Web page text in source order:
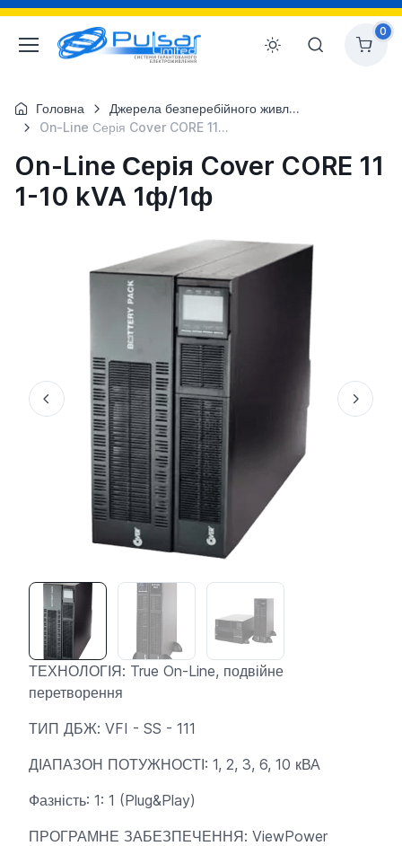
0
Головна
Джерела безперебійного живлення
On-Line Серія Cover CORE 11 1-10 kVA 1ф/1ф
On-Line Серія Cover CORE 11
1-10 kVA 1ф/1ф
ТЕХНОЛОГІЯ: True On-Line, подвійне
перетворення
ТИП ДБЖ: VFI - SS - 111
ДІАПАЗОН ПОТУЖНОСТІ: 1, 2, 3, 6, 10 кВА
Фазність: 1: 1 (Plug&Play)
ПРОГРАМНЕ ЗАБЕЗПЕЧЕННЯ: ViewPower